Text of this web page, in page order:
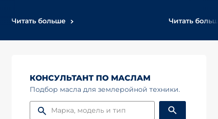
Читать больше Читать
КОНСУЛЬТАНТ ПО МАСЛАМ
Подбор масла для землеройной техники.